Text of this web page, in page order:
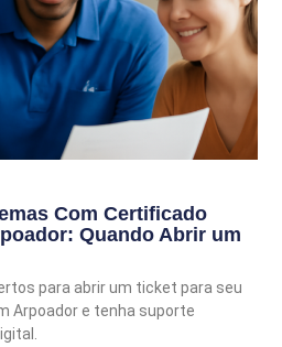
Com Certificado
Quando Abrir um
para abrir um ticket para seu
Arpoador e tenha suporte